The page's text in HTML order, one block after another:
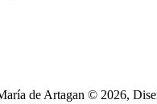
de Artagan © 2026,